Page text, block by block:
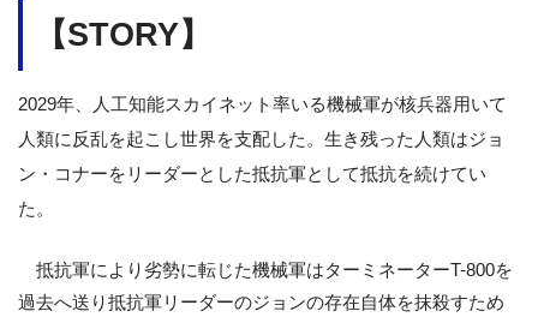
【STORY】
2029年、人工知能スカイネット率いる機械軍が核兵器用いて
人類に反乱を起こし世界を支配した。生き残った人類はジョ
ン・コナーをリーダーとした抵抗軍として抵抗を続けてい
た。
抵抗軍により劣勢に転じた機械軍はターミネーターT-800を
過去へ送り抵抗軍リーダーのジョンの存在自体を抹殺すため